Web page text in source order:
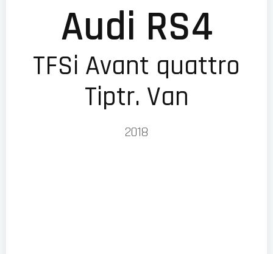
Audi RS4
TFSi Avant quattro
Tiptr. Van
2018